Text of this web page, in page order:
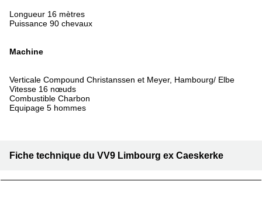
Longueur 16 mètres
Puissance 90 chevaux
Machine
Verticale Compound Christanssen et Meyer, Hambourg/ Elbe
Vitesse 16 nœuds
Combustible Charbon
Equipage 5 hommes
Fiche technique du VV9 Limbourg ex Caeskerke